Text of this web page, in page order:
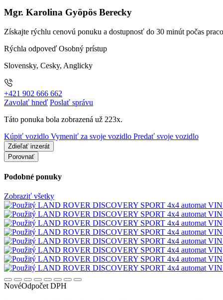
Mgr. Karolina Gyöpös Berecky
Získajte rýchlu cenovú ponuku a dostupnosť do 30 minút počas
Rýchla odpoveď Osobný prístup
Slovensky, Cesky, Anglicky
+421 902 666 662
Zavolať hneď Poslať správu
Táto ponuka bola zobrazená už 223x.
Kúpiť vozidlo Vymeniť za svoje vozidlo Predať svoje vozidlo
Zdieľať inzerát
Porovnať
Podobné ponuky
Zobraziť všetky
NovéOdpočet DPH